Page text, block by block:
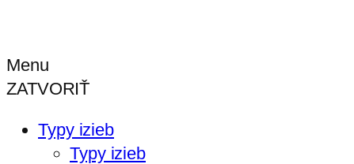
Menu
ZATVORIŤ
Typy izieb
Typy izieb